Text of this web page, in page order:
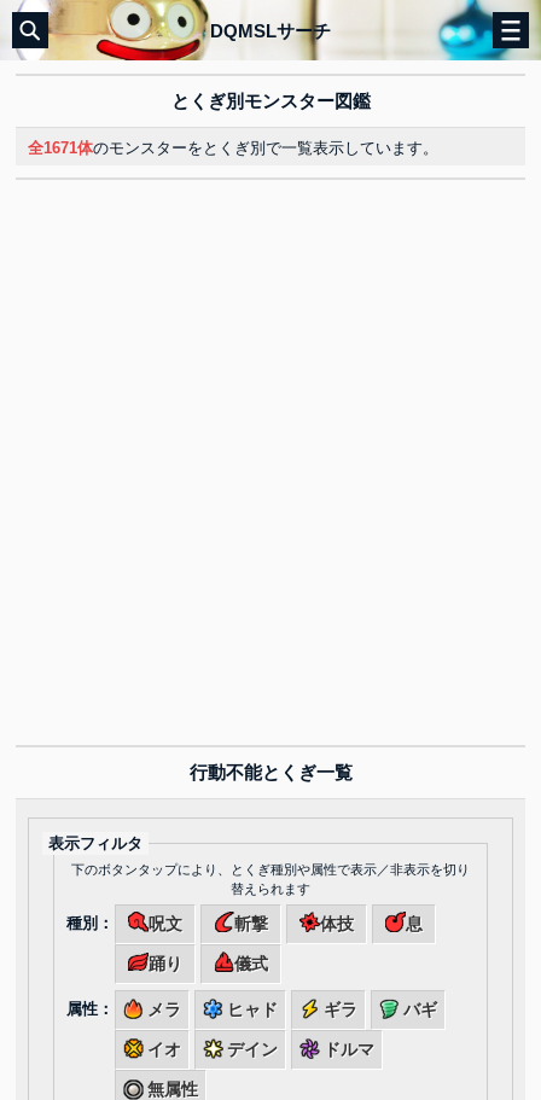
DQMSLサーチ
とくぎ別モンスター図鑑
全1671体のモンスターをとくぎ別で一覧表示しています。
行動不能とくぎ一覧
表示フィルタ
下のボタンタップにより、とくぎ種別や属性で表示／非表示を切り
替えられます
種別： 呪文 斬撃 体技 息
踊り 儀式
属性： メラ ヒャド ギラ バギ
イオ デイン ドルマ
無属性